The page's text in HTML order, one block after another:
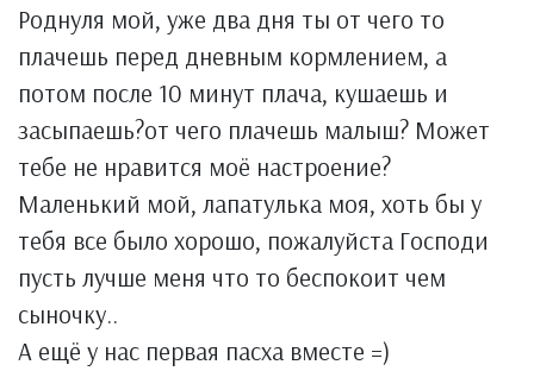
Роднуля мой, уже два дня ты от чего то
плачешь перед дневным кормлением, а
потом после 10 минут плача, кушаешь и
засыпаешь?от чего плачешь малыш? Может
тебе не нравится моё настроение?
Маленький мой, лапатулька моя, хоть бы у
тебя все было хорошо, пожалуйста Господи
пусть лучше меня что то беспокоит чем
сыночку..
А ещё у нас первая пасха вместе =)